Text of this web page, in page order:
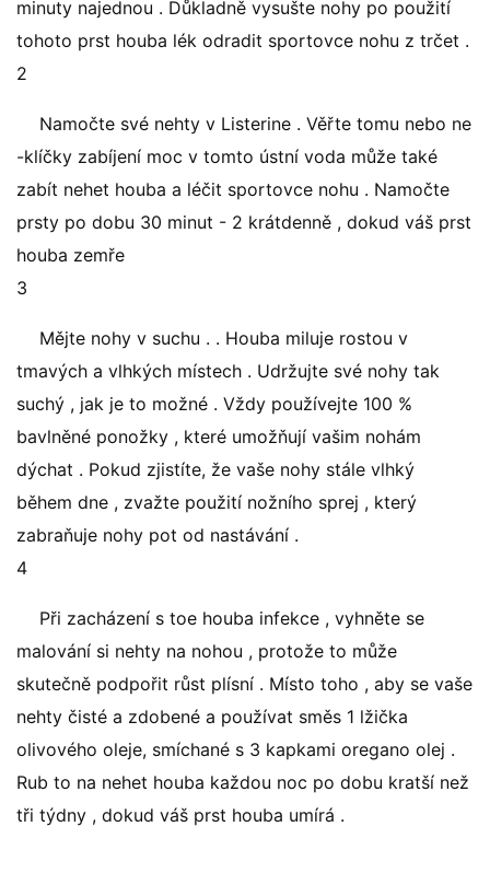
minuty najednou . Důkladně vysušte nohy po použití
tohoto prst houba lék odradit sportovce nohu z trčet .
2
Namočte své nehty v Listerine . Věřte tomu nebo ne
-klíčky zabíjení moc v tomto ústní voda může také
zabít nehet houba a léčit sportovce nohu . Namočte
prsty po dobu 30 minut - 2 krátdenně , dokud váš prst
houba zemře
3
Mějte nohy v suchu . . Houba miluje rostou v
tmavých a vlhkých místech . Udržujte své nohy tak
suchý , jak je to možné . Vždy používejte 100 %
bavlněné ponožky , které umožňují vašim nohám
dýchat . Pokud zjistíte, že vaše nohy stále vlhký
během dne , zvažte použití nožního sprej , který
zabraňuje nohy pot od nastávání .
4
Při zacházení s toe houba infekce , vyhněte se
malování si nehty na nohou , protože to může
skutečně podpořit růst plísní . Místo toho , aby se vaše
nehty čisté a zdobené a používat směs 1 lžička
olivového oleje, smíchané s 3 kapkami oregano olej .
Rub to na nehet houba každou noc po dobu kratší než
tři týdny , dokud váš prst houba umírá .